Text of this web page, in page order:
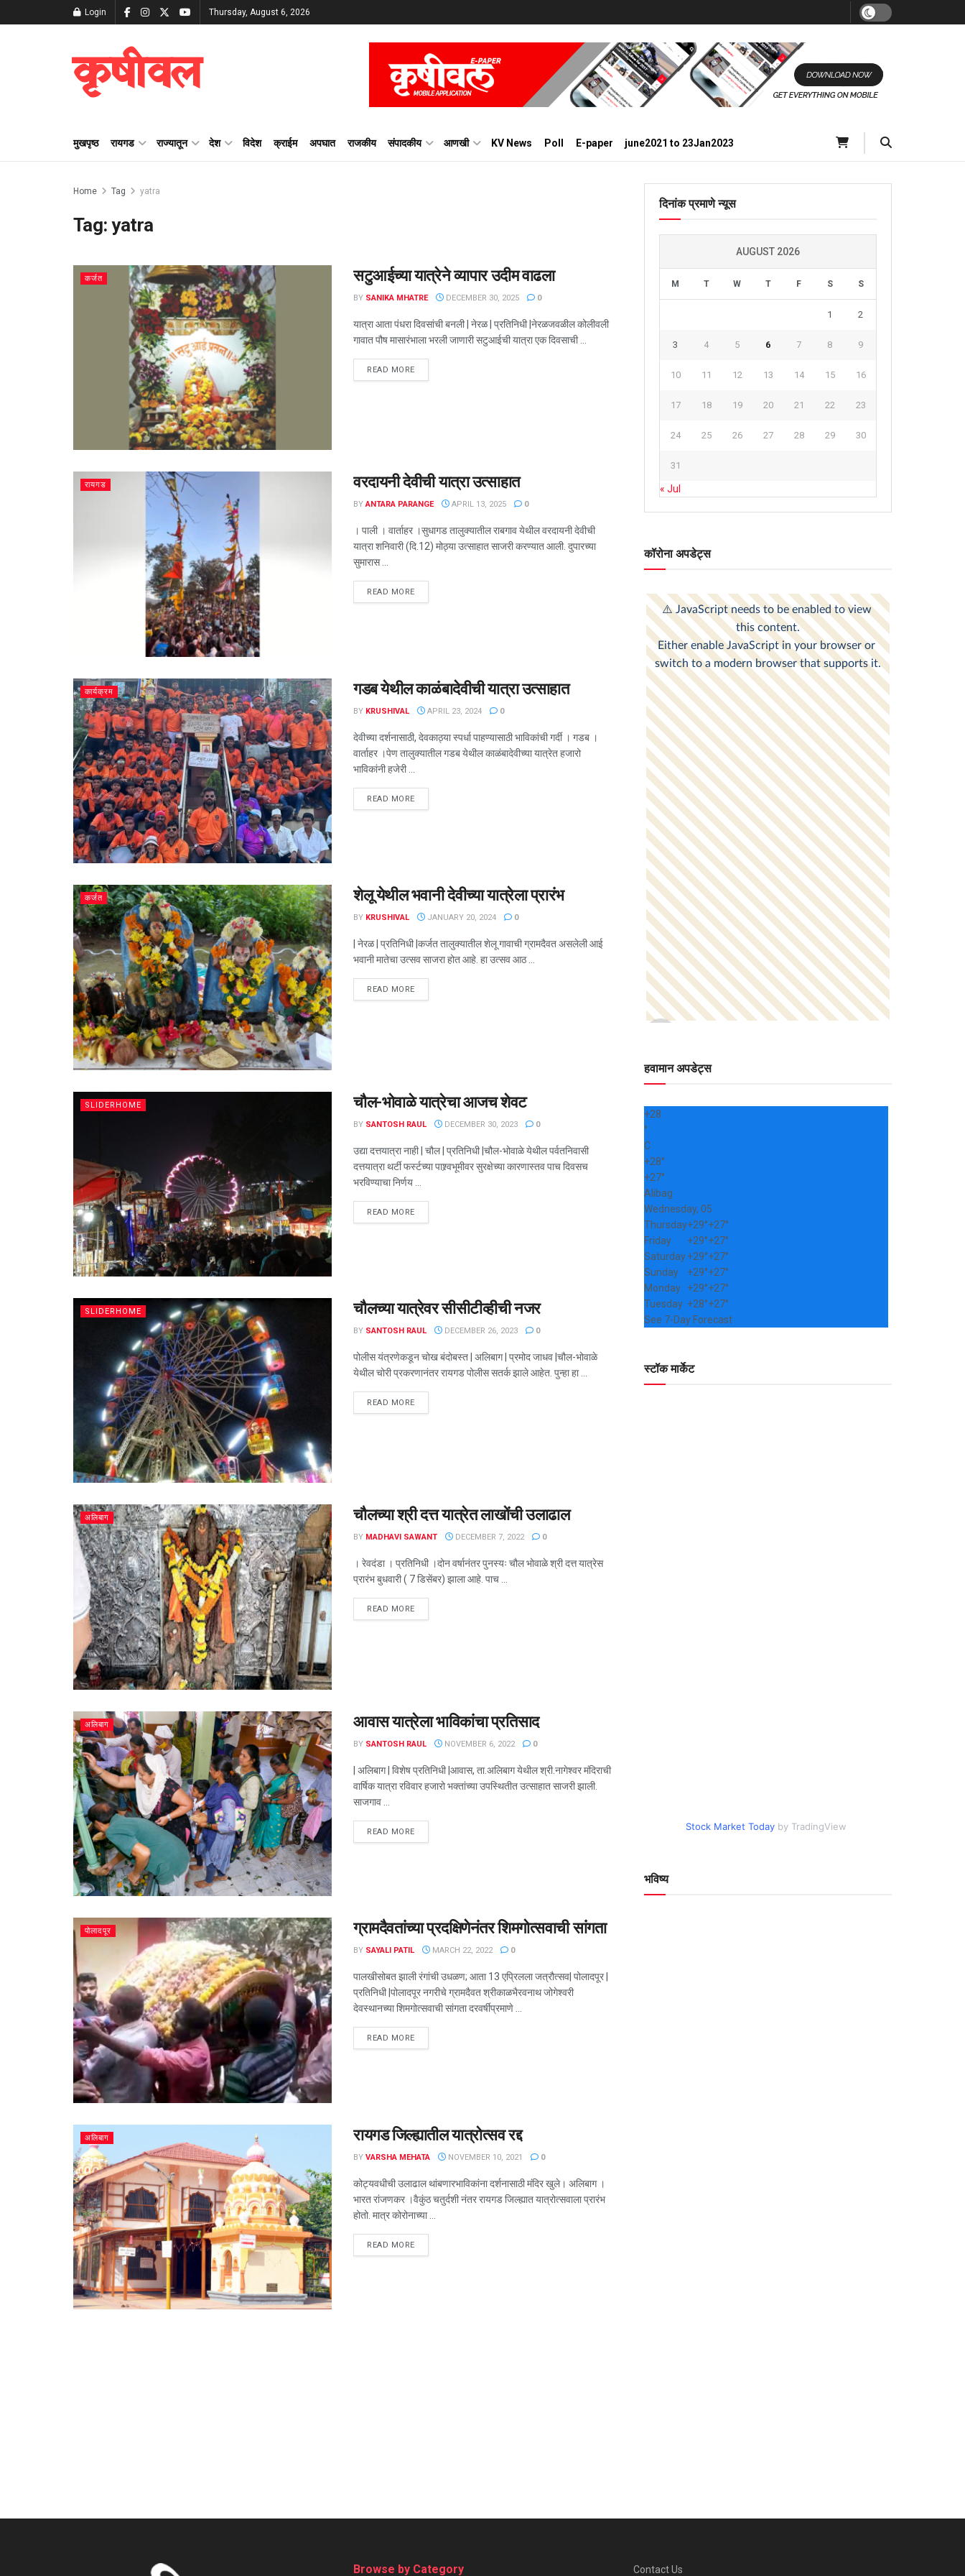
Login Thursday, August 6, 2026
कृषीवल
मुखपृष्ठ रायगड राज्यातून देश विदेश क्राईम अपघात राजकीय संपादकीय आणखी KV News Poll E-paper june2021 to 23Jan2023
Home Tag yatra
Tag:yatra
कर्जत सटुआईच्या यात्रेने व्यापार उदीम वाढला
BY SANIKA MHATRE DECEMBER 30, 2025 0
यात्रा आता पंधरा दिवसांची बनली | नेरळ | प्रतिनिधी |नेरळजवळील कोलीवली
गावात पौष मासारंभाला भरली जाणारी सटुआईची यात्रा एक दिवसाची ...
READ MOREDETAILS
रायगड वरदायनी देवीची यात्रा उत्साहात
BY ANTARA PARANGE APRIL 13, 2025 0
। पाली । वार्ताहर ।सुधागड तालुक्यातील राबगाव येथील वरदायनी देवीची
यात्रा शनिवारी (दि.12) मोठ्या उत्साहात साजरी करण्यात आली. दुपारच्या
सुमारास ...
READ MOREDETAILS
कार्यक्रम गडब येथील काळंबादेवीची यात्रा उत्साहात
BY KRUSHIVAL APRIL 23, 2024 0
देवीच्या दर्शनासाठी, देवकाठ्या स्पर्धा पाहण्यासाठी भाविकांची गर्दी । गडब ।
वार्ताहर ।पेण तालुक्यातील गडब येथील काळंबादेवीच्या यात्रेत हजारो
भाविकांनी हजेरी ...
READ MOREDETAILS
कर्जत शेलू येथील भवानी देवीच्या यात्रेला प्रारंभ
BY KRUSHIVAL JANUARY 20, 2024 0
| नेरळ | प्रतिनिधी |कर्जत तालुक्यातील शेलू गावाची ग्रामदैवत असलेली आई
भवानी मातेचा उत्सव साजरा होत आहे. हा उत्सव आठ ...
READ MOREDETAILS
SLIDERHOME चौल-भोवाळे यात्रेचा आजच शेवट
BY SANTOSH RAUL DECEMBER 30, 2023 0
उद्या दत्तयात्रा नाही | चौल | प्रतिनिधी |चौल-भोवाळे येथील पर्वतनिवासी
दत्तयात्रा थर्टी फर्स्टच्या पाश्र्वभूमीवर सुरक्षेच्या कारणास्तव पाच दिवसच
भरविण्याचा निर्णय ...
READ MOREDETAILS
SLIDERHOME चौलच्या यात्रेवर सीसीटीव्हीची नजर
BY SANTOSH RAUL DECEMBER 26, 2023 0
पोलीस यंत्रणेकडून चोख बंदोबस्त | अलिबाग | प्रमोद जाधव |चौल-भोवाळे
येथील चोरी प्रकरणानंतर रायगड पोलीस सतर्क झाले आहेत. पुन्हा हा ...
READ MOREDETAILS
अलिबाग चौलच्या श्री दत्त यात्रेत लाखोंची उलाढाल
BY MADHAVI SAWANT DECEMBER 7, 2022 0
। रेवदंडा । प्रतिनिधी ।दोन वर्षानंतर पुनस्यः चौल भोवाळे श्री दत्त यात्रेस
प्रारंभ बुधवारी ( 7 डिसेंबर) झाला आहे. पाच ...
READ MOREDETAILS
अलिबाग आवास यात्रेला भाविकांचा प्रतिसाद
BY SANTOSH RAUL NOVEMBER 6, 2022 0
| अलिबाग | विशेष प्रतिनिधी |आवास, ता.अलिबाग येथील श्री.नागेश्‍वर मंदिराची
वार्षिक यात्रा रविवार हजारो भक्तांच्या उपस्थितीत उत्साहात साजरी झाली.
साजगाव ...
READ MOREDETAILS
पोलादपूर ग्रामदैवतांच्या प्रदक्षिणेनंतर शिमगोत्सवाची सांगता
BY SAYALI PATIL MARCH 22, 2022 0
पालखीसोबत झाली रंगांची उधळण; आता 13 एप्रिलला जत्रौत्सव| पोलादपूर |
प्रतिनिधी |पोलादपूर नगरीचे ग्रामदैवत श्रीकाळभैरवनाथ जोगेश्‍वरी
देवस्थानच्या शिमगोत्सवाची सांगता दरवर्षीप्रमाणे ...
READ MOREDETAILS
अलिबाग रायगड जिल्ह्यातील यात्रोत्सव रद्द
BY VARSHA MEHATA NOVEMBER 10, 2021 0
कोट्यवधीची उलाढाल थांबणारभाविकांना दर्शनासाठी मंदिर खुले। अलिबाग ।
भारत रांजणकर ।वैकुंठ चतुर्दशी नंतर रायगड जिल्ह्यात यात्रोत्सवाला प्रारंभ
होतो. मात्र कोरोनाच्या ...
READ MOREDETAILS
दिनांक प्रमाणे न्यूस
AUGUST 2026
M T W T F S S
1 2
3 4 5 6 7 8 9
10 11 12 13 14 15 16
17 18 19 20 21 22 23
24 25 26 27 28 29 30
31
« Jul
कॉरोना अपडेट्स
हवामान अपडेट्स
+28
°
C
+28°
+27°
Alibag
Wednesday, 05
Thursday+29°+27°
Friday
+29°+27°
Saturday+29°+27°
Sunday
+29°+27°
Monday
+29°+27°
Tuesday +28°+27°
See 7-Day Forecast
स्टॉक मार्केट
Stock Market Today by TradingView
भविष्य
Browse by Category Contact Us